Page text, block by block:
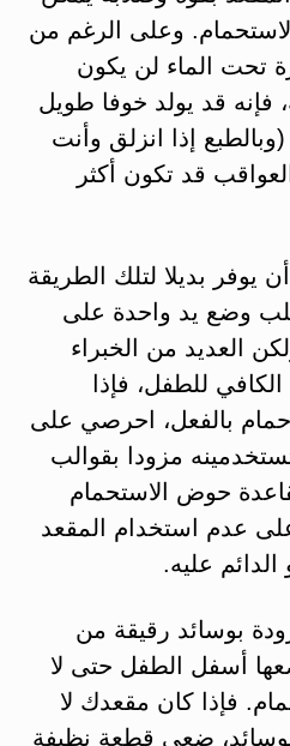
وعلى الرغم من
تحت الماء لن يكون
فإنه قد يولد خوفا طويل
إذا انزلق وأنت
قد تكون أكثر
يوفر بديلا لتلك الطريقة
وضع يد واحدة على
العديد من الخبراء
الكافي للطفل، فإذا
بالفعل، احرصي على
مزودا بقوالب
حوض الاستحمام
عدم استخدام المقعد
عليه.
بوسائد رقيقة من
أسفل الطفل حتى لا
فإذا كان مقعدك لا
ضعي قطعة نظيفة